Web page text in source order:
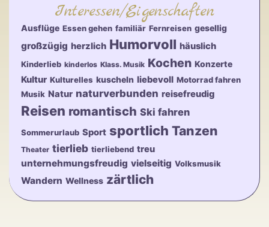
Interessen/Eigenschaften
Ausflüge Essen gehen familiär Fernreisen gesellig
großzügig herzlich Humorvoll häuslich
Kinderlieb kinderlos Klass. Musik Kochen Konzerte
Kultur Kulturelles kuscheln liebevoll Motorrad fahren
Musik Natur naturverbunden reisefreudig
Reisen romantisch Ski fahren
Sommerurlaub Sport sportlich Tanzen
Theater tierlieb tierliebend treu
unternehmungsfreudig vielseitig Volksmusik
Wandern Wellness zärtlich